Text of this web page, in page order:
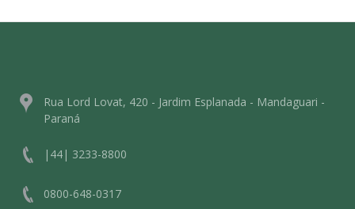
Rua Lord Lovat, 420 - Jardim Esplanada - Mandaguari -
Paraná
|44| 3233-8800
0800-648-0317